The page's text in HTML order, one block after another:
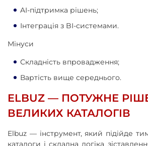
AI-підтримка рішень;
Інтеграція з BI-системами.
Мінуси
Складність впровадження;
Вартість вище середнього.
ELBUZ — ПОТУЖНЕ
ВЕЛИКИХ КАТАЛОГІВ
Elbuz — інструмент, який підійде
каталоги і складна логіка